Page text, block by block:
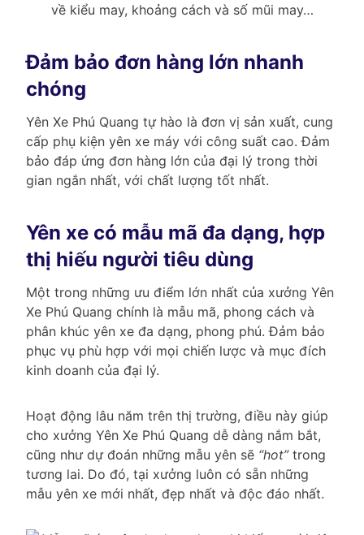
về kiểu may, khoảng cách và số mũi may…
Đảm bảo đơn hàng lớn nhanh
chóng
Yên Xe Phú Quang tự hào là đơn vị sản xuất, cung
cấp phụ kiện yên xe máy với công suất cao. Đảm
bảo đáp ứng đơn hàng lớn của đại lý trong thời
gian ngắn nhất, với chất lượng tốt nhất.
Yên xe có mẫu mã đa dạng, hợp
thị hiếu người tiêu dùng
Một trong những ưu điểm lớn nhất của xưởng Yên
Xe Phú Quang chính là mẫu mã, phong cách và
phân khúc yên xe đa dạng, phong phú. Đảm bảo
phục vụ phù hợp với mọi chiến lược và mục đích
kinh doanh của đại lý.
Hoạt động lâu năm trên thị trường, điều này giúp
cho xưởng Yên Xe Phú Quang dễ dàng nắm bắt,
cũng như dự đoán những mẫu yên sẽ “hot”trong
tương lai. Do đó, tại xưởng luôn có sẵn những
mẫu yên xe mới nhất, đẹp nhất và độc đáo nhất.